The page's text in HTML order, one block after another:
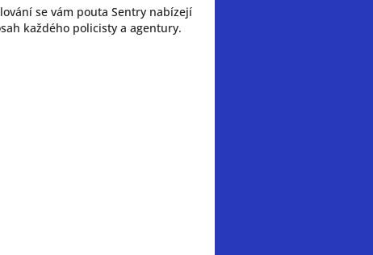
se vám pouta Sentry nabízejí
každého policisty a agentury.